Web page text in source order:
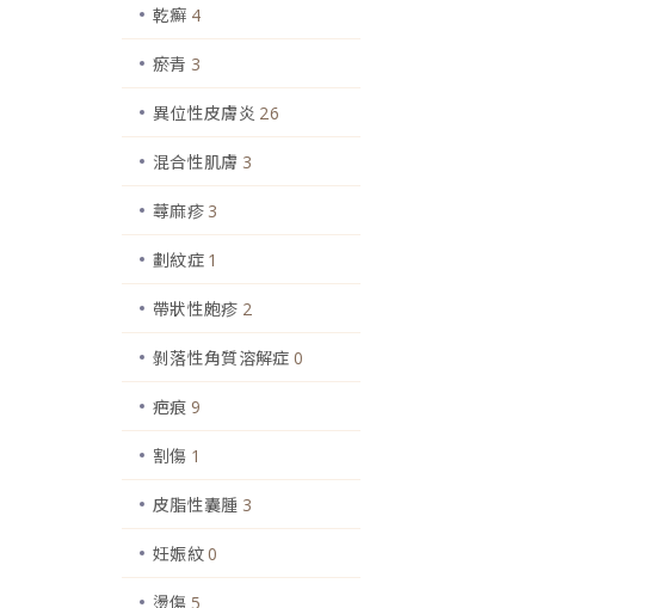
乾癬 4
瘀青 3
異位性皮膚炎 26
混合性肌膚 3
蕁麻疹 3
劃紋症 1
帶狀性皰疹 2
剝落性角質溶解症 0
疤痕 9
割傷 1
皮脂性囊腫 3
妊娠紋0
燙傷 5